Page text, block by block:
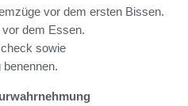
vor dem ersten Bissen.
dem Essen.
sowie